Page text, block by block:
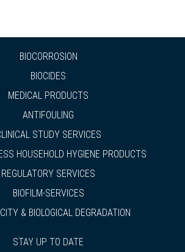
BIOCORROSION
BIOCIDES
MEDICAL PRODUCTS
ANTIFOULING
STUDY SERVICES
HOUSEHOLD HYGIENE PRODUCTS
REGULATORY SERVICES
BIOFILM-SERVICES
& BIOLOGICAL DEGRADATION
STAY UP TO DATE